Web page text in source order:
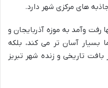
های مرکزی شهر دارد.
رفت وآمد به موزه آذربایجان و
بسیار آسان تر می کند، بلکه
تاریخی و زنده شهر تبریز